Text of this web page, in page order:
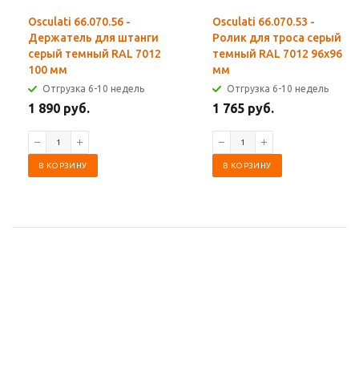
Osculati 66.070.56 -
Держатель для штанги
серый темный RAL 7012
100 мм
Отгрузка 6-10 недель
1 890 руб.
В КОРЗИНУ
Osculati 66.070.53 -
Ролик для троса серый
темный RAL 7012 96x96
мм
Отгрузка 6-10 недель
1 765 руб.
В КОРЗИНУ